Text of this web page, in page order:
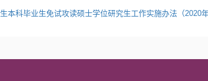
本科毕业生免试攻读硕士学位研究生工作实施办法（2020